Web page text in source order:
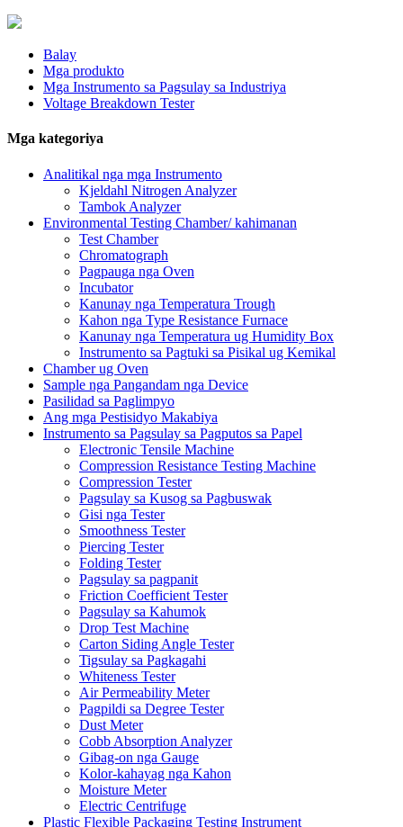
Balay
Mga produkto
Mga Instrumento sa Pagsulay sa Industriya
Voltage Breakdown Tester
Mga kategoriya
Analitikal nga mga Instrumento
Kjeldahl Nitrogen Analyzer
Tambok Analyzer
Environmental Testing Chamber/ kahimanan
Test Chamber
Chromatograph
Pagpauga nga Oven
Incubator
Kanunay nga Temperatura Trough
Kahon nga Type Resistance Furnace
Kanunay nga Temperatura ug Humidity Box
Instrumento sa Pagtuki sa Pisikal ug Kemikal
Chamber ug Oven
Sample nga Pangandam nga Device
Pasilidad sa Paglimpyo
Ang mga Pestisidyo Makabiya
Instrumento sa Pagsulay sa Pagputos sa Papel
Electronic Tensile Machine
Compression Resistance Testing Machine
Compression Tester
Pagsulay sa Kusog sa Pagbuswak
Gisi nga Tester
Smoothness Tester
Piercing Tester
Folding Tester
Pagsulay sa pagpanit
Friction Coefficient Tester
Pagsulay sa Kahumok
Drop Test Machine
Carton Siding Angle Tester
Tigsulay sa Pagkagahi
Whiteness Tester
Air Permeability Meter
Pagpildi sa Degree Tester
Dust Meter
Cobb Absorption Analyzer
Gibag-on nga Gauge
Kolor-kahayag nga Kahon
Moisture Meter
Electric Centrifuge
Plastic Flexible Packaging Testing Instrument